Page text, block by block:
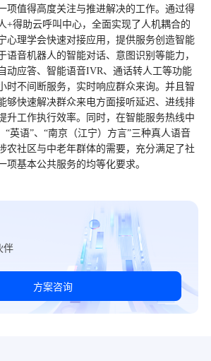
项值得高度关注与推进解决的工作。通过得
+得助云呼叫中心，全面实现了人机耦合的
心理学会快速对接应用，提供服务创造智能
语音机器人的智能对话、意图识别等能力，
动应答、智能语音IVR、通话转人工等功能
时不间断服务，实时响应群众来询。并且智
够快速解决群众来电方面接听延迟、进线排
升工作执行效率。同时，在智能服务热线中
“英语”、“南京（江宁）方言”三种真人语音
农社区与中老年群体的需要，充分满足了社
项基本公共服务的均等化要求。
伴
方案咨询